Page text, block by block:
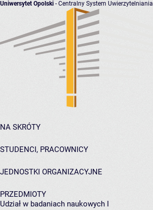
Uniwersytet Opolski - Centralny System Uwierzytelniania
NA SKRÓTY
STUDENCI, PRACOWNICY
JEDNOSTKI ORGANIZACYJNE
PRZEDMIOTY
Udział w badaniach naukowych I